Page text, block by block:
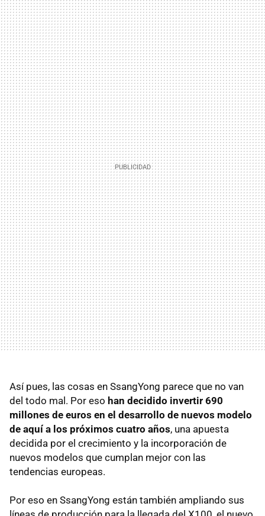
Así pues, las cosas en SsangYong parece que no van
del todo mal. Por eso han decidido invertir 690
millones de euros en el desarrollo de nuevos modelo
de aquí a los próximos cuatro años, una apuesta
decidida por el crecimiento y la incorporación de
nuevos modelos que cumplan mejor con las
tendencias europeas.
Por eso en SsangYong están también ampliando sus